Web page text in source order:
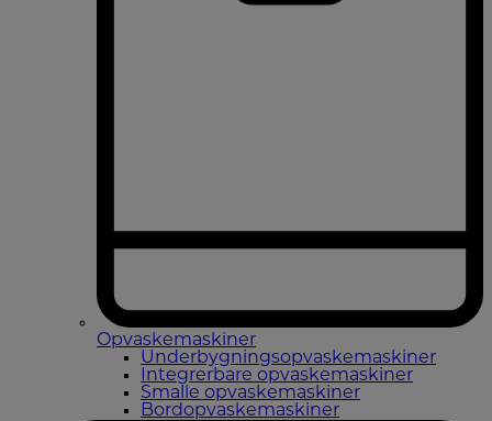
Opvaskemaskiner
Underbygningsopvaskemaskiner
Integrerbare opvaskemaskiner
Smalle opvaskemaskiner
Bordopvaskemaskiner